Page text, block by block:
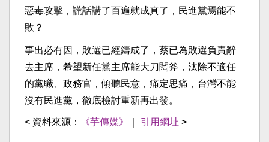
惡毒攻擊，謊話講了百遍就成真了，民進黨焉能不
敗？
事出必有因，敗選已經鑄成了，蔡已為敗選負責辭
去主席，希望新任黨主席能大刀闊斧，汰除不適任
的黨職、政務官，傾聽民意，痛定思痛，台灣不能
沒有民進黨，徹底檢討重新再出發。
< 資料來源： 《芋傳媒》 引用網址 >